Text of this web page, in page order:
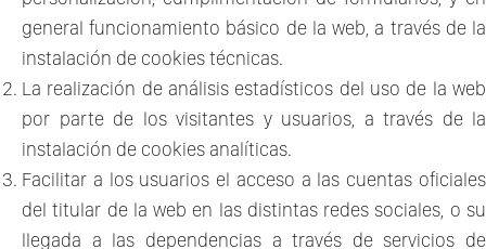
general funcionamiento básico de la web, a través de la
instalación de cookies técnicas.
La realización de análisis estadísticos del uso de la web
por parte de los visitantes y usuarios, a través de la
instalación de cookies analíticas.
Facilitar a los usuarios el acceso a las cuentas oficiales
del titular de la web en las distintas redes sociales, o su
llegada a las dependencias a través de servicios de